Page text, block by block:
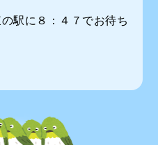
駅に８：４７でお待ち